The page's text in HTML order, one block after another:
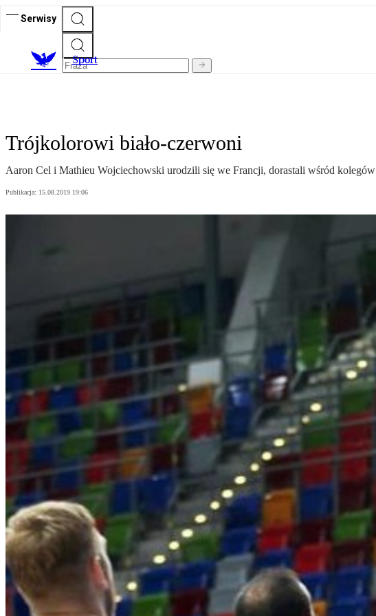
Serwisy
Sport
Trójkolorowi biało-czerwoni
Aaron Cel i Mathieu Wojciechowski urodzili się we Francji, dorastali wśród
Publikacja: 15.08.2019 19:06